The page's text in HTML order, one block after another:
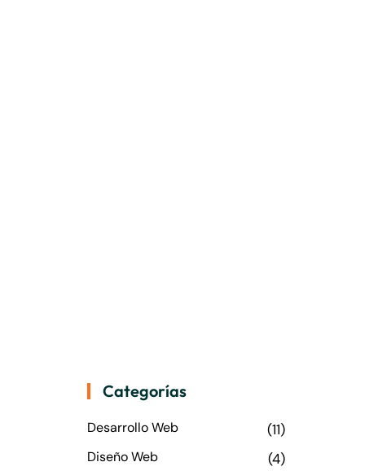
Categorías
Desarrollo Web (11)
Diseño Web (4)